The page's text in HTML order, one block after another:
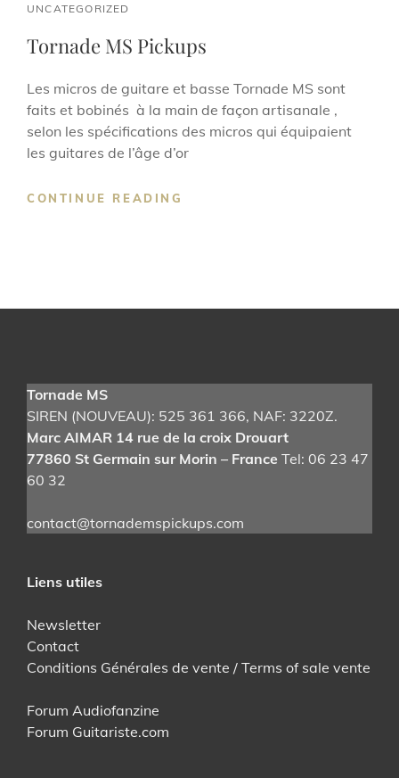
CAT
UNCATEGORIZED
Tornade MS Pickups
Les micros de guitare et basse Tornade MS sont
faits et bobinés à la main de façon artisanale ,
selon les spécifications des micros qui équipaient
les guitares de l’âge d’or
CONTINUE READING
Tornade MS
SIREN (NOUVEAU): 525 361 366, NAF: 3220Z.
Marc AIMAR 14 rue de la croix Drouart
77860 St Germain sur Morin – France Tel: 06 23 47
60 32
contact@tornademspickups.com
Liens utiles
Newsletter
Contact
Conditions Générales de vente / Terms of sale vente
Forum Audiofanzine
Forum Guitariste.com